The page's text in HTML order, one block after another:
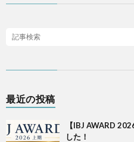
最近の投稿
【IBJ AWARD
した！